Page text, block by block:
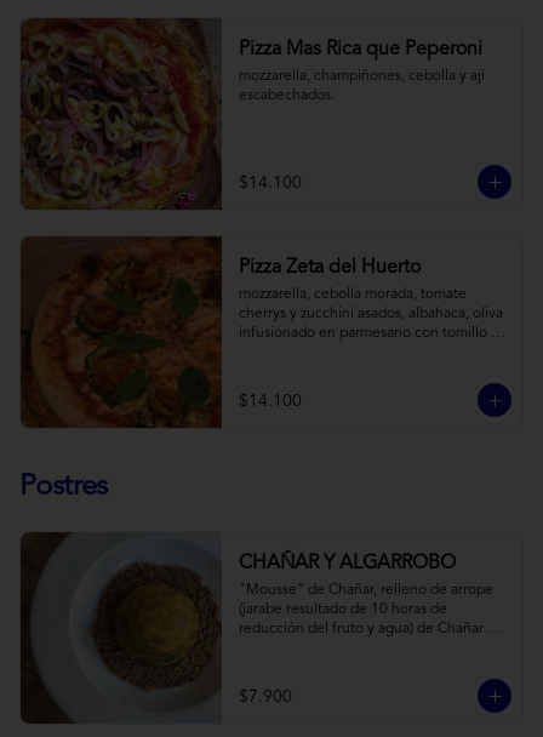
Pizza Mas Rica que Peperoni
mozzarella, champiñones, cebolla y ají
escabechados.
$14.100
Pizza Zeta del Huerto
mozzarella, cebolla morada, tomate
cherrys y zucchini asados, albahaca, oliva
infusionado en parmesano con tomillo y
$14.100
Postres
CHAÑAR Y ALGARROBO
"Mousse” de Chañar, relleno de arrope
(jarabe resultado de 10 horas de
reducción del fruto y agua) de Chañar
amargo y cúrcuma, sobre una tierra de
harina de Algarrobo y nueces.
$7.900